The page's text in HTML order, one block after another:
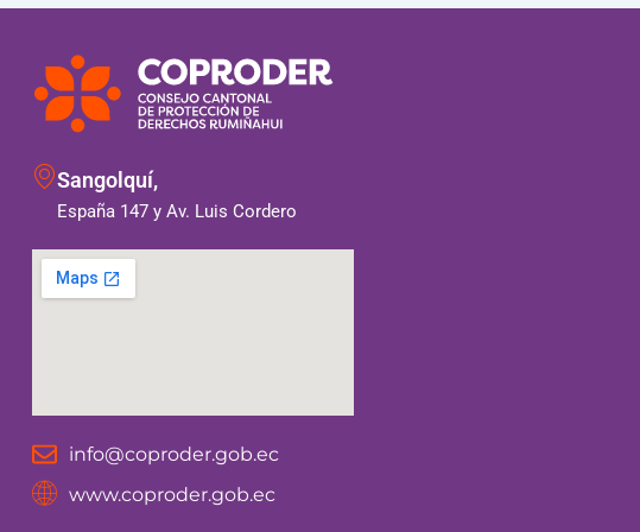
Sangolquí,
España 147 y Av. Luis Cordero
info@coproder.gob.ec
www.coproder.gob.ec